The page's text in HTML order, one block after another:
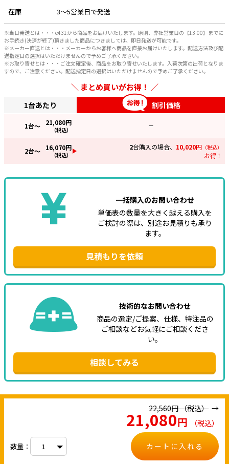
e431オリジナル
暑さ対策
販売終了品
在庫 3～5営業日で発送
※当日発送とは・・・e431から商品をお届けいたします。原則、弊社営業日の【13:00】までに
お手続き(決済が終了)頂きました商品につきましては、即日発送が可能です。
※メーカー直送とは・・・メーカーからお客様へ商品を直接お届けいたします。配送方法及び配
送指定日の選択はいただけませんので予めご了承ください。
※お取り寄せとは・・・ご注文確定後、商品をお取り寄せいたします。入荷次第の出荷となりま
すので、ご注意ください。配送指定日の選択はいただけませんので予めご了承ください。
まとめ買いがお得！
1台あたり 割引価格
1台～ 21,080円
（税込）
—
2台～ 16,070円
（税込）
2台購入の場合、 10,020円 （税込）
お得！
一括購入のお問い合わせ
単価表の数量を大きく越える購入を
ご検討の際は、別途お見積りも承り
ます。
見積もりを依頼
技術的なお問い合わせ
商品の選定/ご提案、仕様、特注品の
ご相談などお気軽にご相談くださ
い。
相談してみる
22,560円（税込）
21,080円 （税込）
数量： カートに入れる